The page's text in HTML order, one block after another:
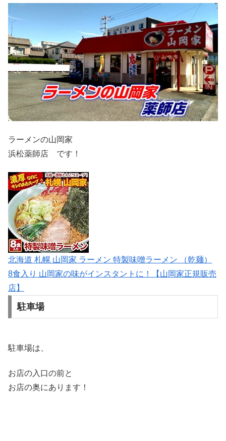
ラーメンの山岡家
浜松薬師店 です！
北海道 札幌 山岡家 ラーメン 特製味噌ラーメン （乾麺）
8食入り 山岡家の味がインスタントに！【山岡家正規販売
店】
駐車場
駐車場は、
お店の入口の前と
お店の奥にあります！